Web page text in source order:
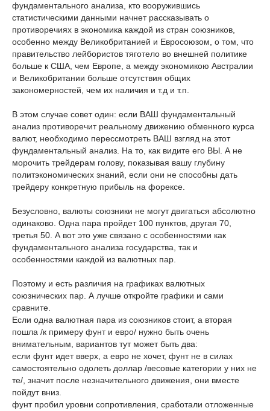
фундаментального анализа, кто вооружившись
статистическими данными начнет рассказывать о
противоречиях в экономика каждой из стран союзников,
особенно между Великобританией и Евросоюзом, о том, что
правительство лейбористов тяготело во внешней политике
больше к США, чем Европе, а между экономикою Австралии
и Великобритании больше отсутствия общих
закономерностей, чем их наличия и т.д и т.п.
В этом случае совет один: если ВАШ фундаментальный
анализ противоречит реальному движению обменного курса
валют, необходимо перессмотреть ВАШ взгляд на этот
фундаментальный анализ. На то, как видите его ВЫ. А не
морочить трейдерам голову, показывая вашу глубину
политэкономических знаний, если они не способны дать
трейдеру конкретную прибыль на форексе.
Безусловно, валюты союзники не могут двигаться абсолютно
одинаково. Одна пара пройдет 100 пунктов, другая 70,
третья 50. А вот это уже связано с особенностями как
фундаментального анализа государства, так и
особенностями каждой из валютных пар.
Поэтому и есть различия на графиках валютных
союзнических пар. А лучше откройте графики и сами
сравните.
Если одна валютная пара из союзников стоит, а вторая
пошла /к примеру фунт и евро/ нужно быть очень
внимательным, вариантов тут может быть два:
если фунт идет вверх, а евро не хочет, фунт не в силах
самостоятельно одолеть доллар /весовые категории у них не
те/, значит после незначительного движения, они вместе
пойдут вниз.
фунт пробил уровни сопротивления, сработали отложенные